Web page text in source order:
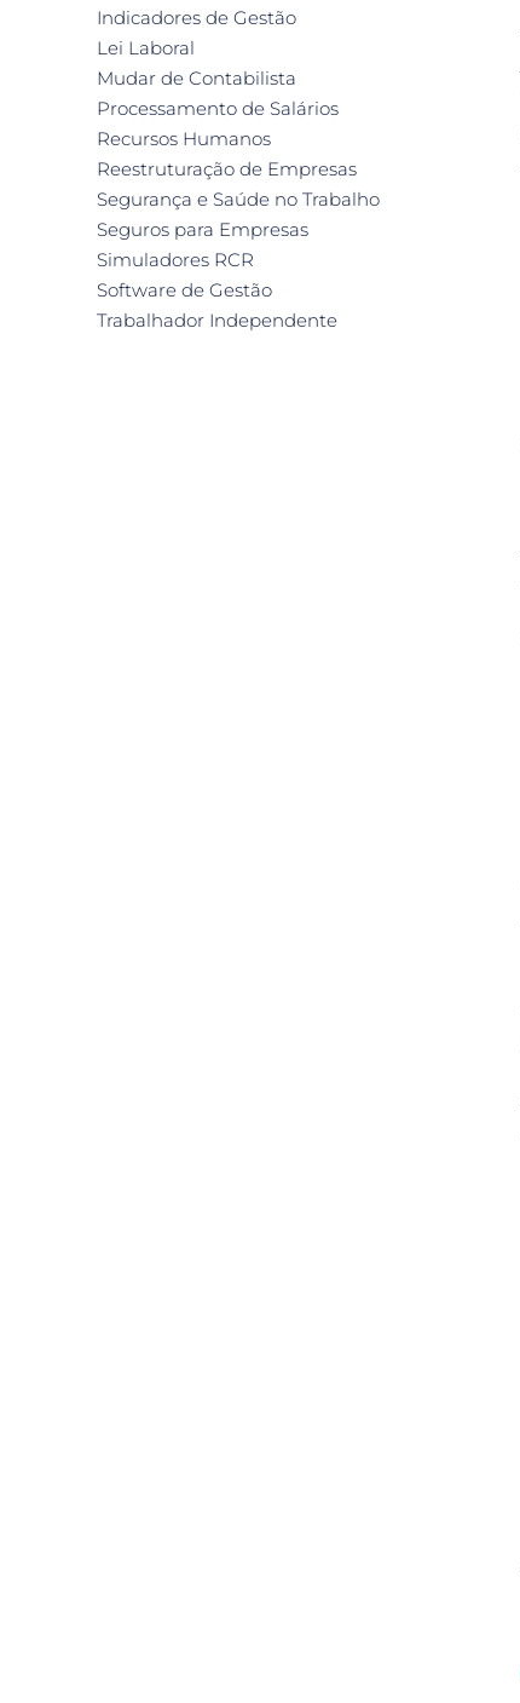
Indicadores de Gestão
Lei Laboral
Mudar de Contabilista
Processamento de Salários
Recursos Humanos
Reestruturação de Empresas
Segurança e Saúde no Trabalho
Seguros para Empresas
Simuladores RCR
Software de Gestão
Trabalhador Independente